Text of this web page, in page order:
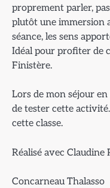
proprement parler,
plutôt une immersion
séance, les sens
Idéal pour profiter de
Finistère.
Lors de mon séjour en
de tester cette
cette classe.
Réalisé avec Claudine
Concarneau Thalasso